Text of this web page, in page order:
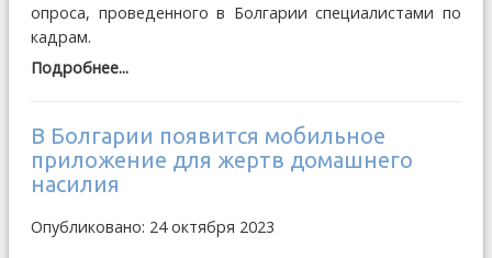
опроса, проведенного в Болгарии специалистами по
кадрам.
Подробнее...
В Болгарии появится мобильное
приложение для жертв домашнего
насилия
Опубликовано: 24 октября 2023